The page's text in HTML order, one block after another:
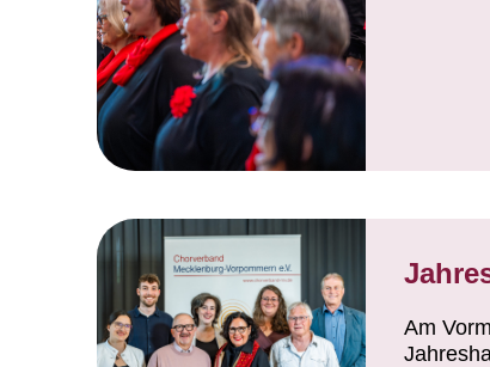
Am